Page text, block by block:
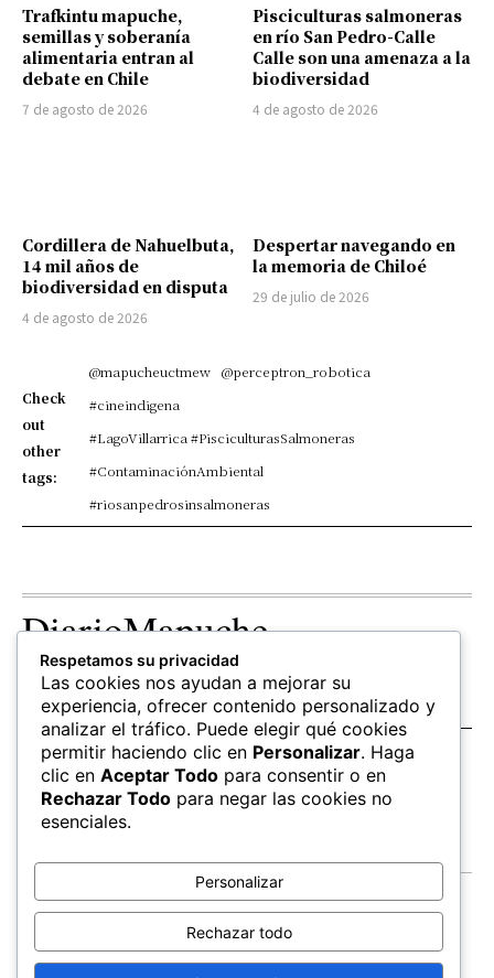
Trafkintu mapuche,
semillas y soberanía
alimentaria entran al
debate en Chile
7 de agosto de 2026
Pisciculturas salmoneras
en río San Pedro-Calle
Calle son una amenaza a la
biodiversidad
4 de agosto de 2026
Cordillera de Nahuelbuta,
14 mil años de
biodiversidad en disputa
4 de agosto de 2026
Despertar navegando en
la memoria de Chiloé
29 de julio de 2026
Check
out
other
tags:
@mapucheuctmew @perceptron_robotica
#cineindigena
#LagoVillarrica #PisciculturasSalmoneras
#ContaminaciónAmbiental
#riosanpedrosinsalmoneras
DiarioMapuche
TERRITORIO CULTURA
Patrimonio
OPINION
Columnistas
SALUD
hierbas
EDUCACIÓN
Mapudungun
Estudiantes
FOLLOW US
Apoya
Respetamos su privacidad
Las cookies nos ayudan a mejorar su
experiencia, ofrecer contenido personalizado y
analizar el tráfico. Puede elegir qué cookies
permitir haciendo clic en Personalizar. Haga
clic en Aceptar Todo para consentir o en
Rechazar Todo para negar las cookies no
esenciales.
Personalizar
Rechazar todo